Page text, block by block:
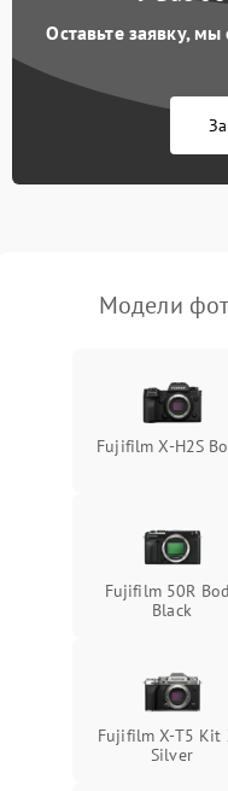
Оставьте заявку,
Модели
Fujifilm X-H2S
Fujifilm 50R
Black
Fujifilm X-T5 Kit
Silver